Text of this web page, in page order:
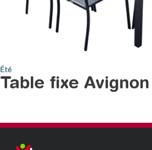
Été
Table fixe Avignon